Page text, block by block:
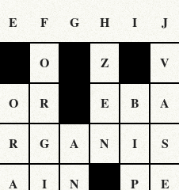
E F G H I J
O Z V
O R E B A
R G A N I S
A I N P E